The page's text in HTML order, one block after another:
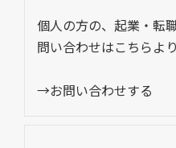
個人の方の、起業・転
問い合わせはこちらよ
→お問い合わせする